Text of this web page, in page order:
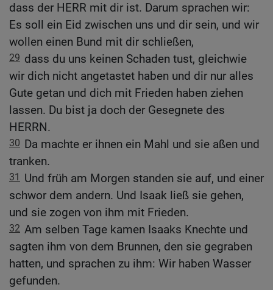
dass der HERR mit dir ist. Darum sprachen wir:
Es soll ein Eid zwischen uns und dir sein, und wir
wollen einen Bund mit dir schließen,
29 dass du uns keinen Schaden tust, gleichwie
wir dich nicht angetastet haben und dir nur alles
Gute getan und dich mit Frieden haben ziehen
lassen. Du bist ja doch der Gesegnete des
HERRN.
30 Da machte er ihnen ein Mahl und sie aßen und
tranken.
31
Und früh am Morgen standen sie auf, und einer
schwor dem andern. Und Isaak ließ sie gehen,
und sie zogen von ihm mit Frieden.
32 Am selben Tage kamen Isaaks Knechte und
sagten ihm von dem Brunnen, den sie gegraben
hatten, und sprachen zu ihm: Wir haben Wasser
gefunden.